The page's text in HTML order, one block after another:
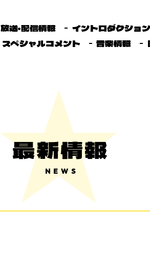
放送・配信情報 イントロダクション
スペシャルコメント 音楽情報
最新情報
NEWS